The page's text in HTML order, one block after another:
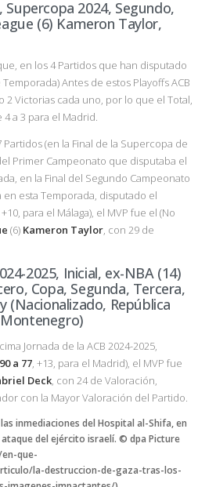
2024, Segundo,
(6) Kameron Taylor,
en los 4 Partidos que han disputado
Antes de estos Playoffs ACB
2 Victorias cada uno, por lo que el Total,
a 3 para el Madrid.
(en la Final de la Supercopa de
Primer Campeonato que disputaba el
en la Final del Segundo Campeonato
en esta Temporada, disputado el
+10, para el Málaga), el MVP fue el (No
(6) Kameron Taylor, con 29 de
2025, Inicial, ex-NBA (14)
Copa, Segunda, Tercera,
(Nacionalizado, República
Jornada de la ACB 2024-2025,
90 a 77, +13, para el Madrid), el MVP fue
Deck, con 24 de Valoración,
con la Mayor Valoración del Partido.